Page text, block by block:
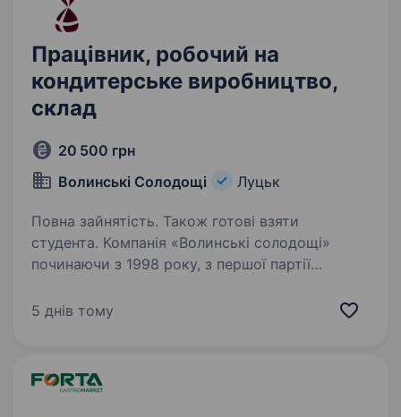
Працівник, робочий на
кондитерське виробництво,
склад
20 500 грн
Волинські Солодощі
Луцьк
Повна зайнятість. Також готові взяти
студента. Компанія «Волинські солодощі»
починаючи з 1998 року, з першої партії
«якість», як абсолютний пріоритет
5 днів тому